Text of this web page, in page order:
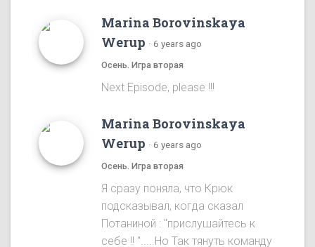
Marina Borovinskaya
Werup · 6 years ago
Осень. Игра вторая
Next Episode, please !!!
Marina Borovinskaya
Werup · 6 years ago
Осень. Игра вторая
Я сразу понялa, что Крюк
подсказывал, когда сказал
Потаниной : "прислушайтесь к
себе !! ".....Ho Так тянуть команду